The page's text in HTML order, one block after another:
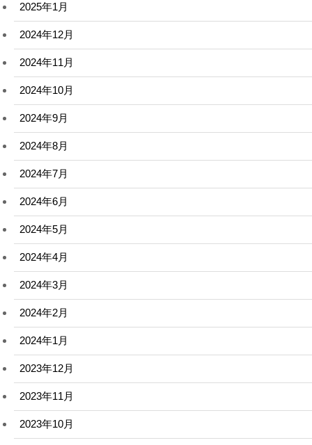
2025年1月
2024年12月
2024年11月
2024年10月
2024年9月
2024年8月
2024年7月
2024年6月
2024年5月
2024年4月
2024年3月
2024年2月
2024年1月
2023年12月
2023年11月
2023年10月